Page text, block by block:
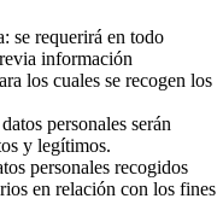
se requerirá en todo
información
los cuales se recogen los
personales serán
y legítimos.
personales recogidos
en relación con los fines